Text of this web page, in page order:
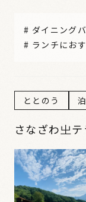
# ダイニング
# ランチにお
ととのう
さなざわ㞢テ